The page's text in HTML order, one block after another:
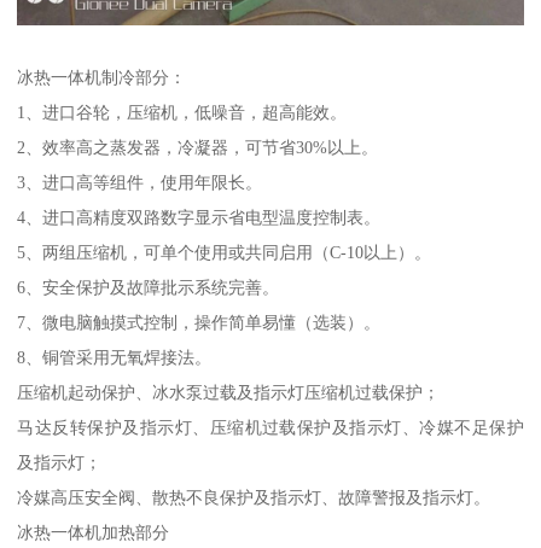
冰热一体机制冷部分：
1、进口谷轮，压缩机，低噪音，超高能效。
2、效率高之蒸发器，冷凝器，可节省30%以上。
3、进口高等组件，使用年限长。
4、进口高精度双路数字显示省电型温度控制表。
5、两组压缩机，可单个使用或共同启用（C-10以上）。
6、安全保护及故障批示系统完善。
7、微电脑触摸式控制，操作简单易懂（选装）。
8、铜管采用无氧焊接法。
压缩机起动保护、冰水泵过载及指示灯压缩机过载保护；
马达反转保护及指示灯、压缩机过载保护及指示灯、冷媒不足保护
及指示灯；
冷媒高压安全阀、散热不良保护及指示灯、故障警报及指示灯。
冰热一体机加热部分